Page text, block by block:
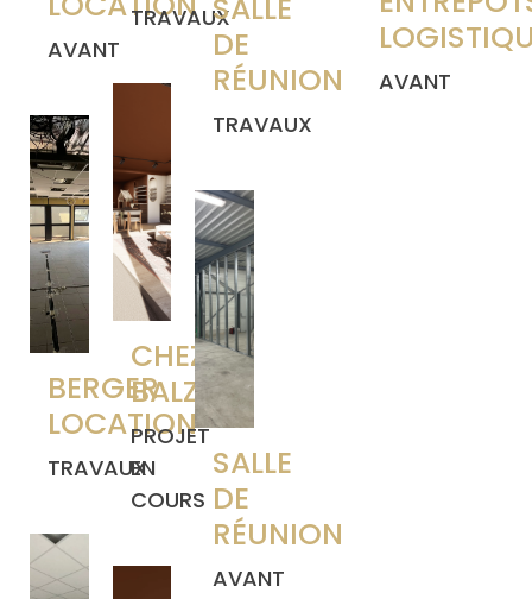
AVANT
BERGER
LOCATION
TRAVAUX
TRAVAUX
CHEZ
BALZAC
PROJET
EN
COURS
SALLE
DE
RÉUNION
TRAVAUX
SALLE
DE
RÉUNION
AVANT
AVANT